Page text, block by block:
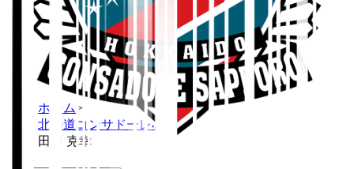
ホーム >
北海道コンサドーレ札幌 >
田中 克幸